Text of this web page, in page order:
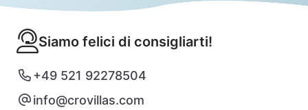
Siamo felici di consigliarti!
+49 521 92278504
info@crovillas.com